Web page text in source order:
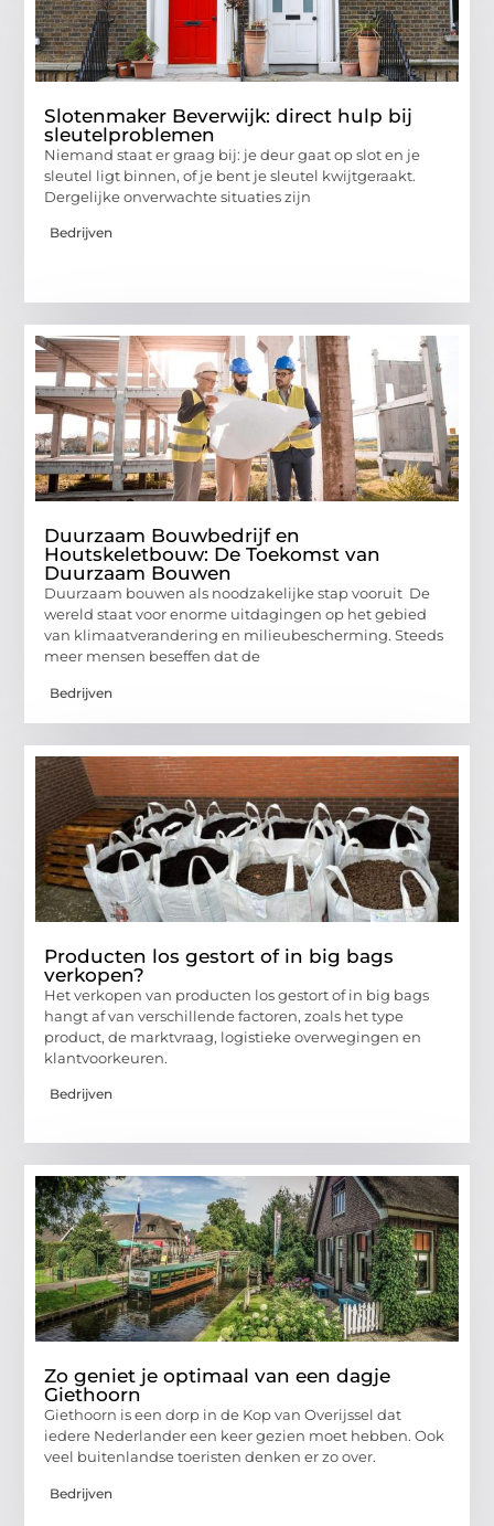
Slotenmaker Beverwijk: direct hulp bij
sleutelproblemen
Niemand staat er graag bij: je deur gaat op slot en je
sleutel ligt binnen, of je bent je sleutel kwijtgeraakt.
Dergelijke onverwachte situaties zijn
Bedrijven
Duurzaam Bouwbedrijf en
Houtskeletbouw: De Toekomst van
Duurzaam Bouwen
Duurzaam bouwen als noodzakelijke stap vooruit De
wereld staat voor enorme uitdagingen op het gebied
van klimaatverandering en milieubescherming. Steeds
meer mensen beseffen dat de
Bedrijven
Producten los gestort of in big bags
verkopen?
Het verkopen van producten los gestort of in big bags
hangt af van verschillende factoren, zoals het type
product, de marktvraag, logistieke overwegingen en
klantvoorkeuren.
Bedrijven
Zo geniet je optimaal van een dagje
Giethoorn
Giethoorn is een dorp in de Kop van Overijssel dat
iedere Nederlander een keer gezien moet hebben. Ook
veel buitenlandse toeristen denken er zo over.
Bedrijven